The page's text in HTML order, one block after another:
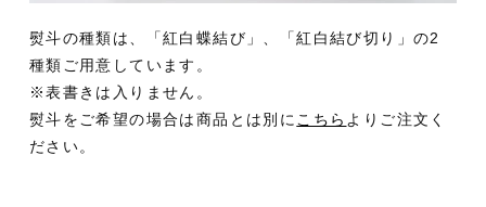
熨斗の種類は、「紅白蝶結び」、「紅白結び切り」の2
種類ご用意しています。
※表書きは入りません。
熨斗をご希望の場合は商品とは別に こちら よりご注文く
ださい。